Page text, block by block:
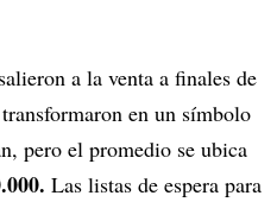
a la venta a finales de
en un símbolo
pero el promedio se ubica
Las listas de espera para